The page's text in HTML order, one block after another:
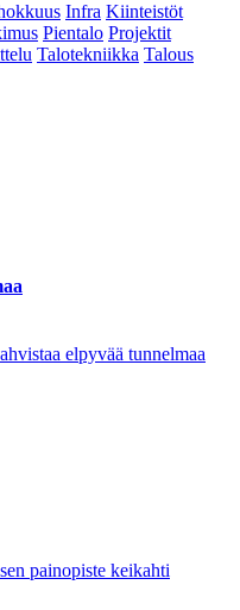
Infra Kiinteistöt
Pientalo Projektit
Talotekniikka Talous
elpyvää tunnelmaa
painopiste keikahti